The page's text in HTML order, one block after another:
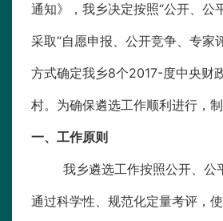
通知》，我乡决定按照“公开、公
采取“自愿申报、公开竞争、专家
方式确定我乡8个2017-度中央财
村。为确保遴选工作顺利进行，制
一、工作原则
我乡遴选工作按照公开、公
通过科学性、规范化定量考评，